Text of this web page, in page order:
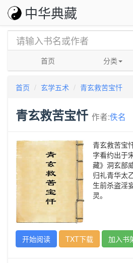
中华典藏
首页 分类
首页 玄学五术 青玄救苦宝忏
青玄救苦宝忏 作者:佚名
青玄救苦宝
字看约出于
藏》洞玄部
归礼青华太
生前杀盗淫
灵。
开始阅读 TXT下载 加入书